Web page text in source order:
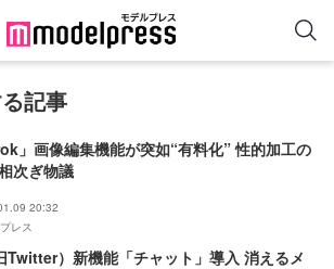
る記事
」画像編集機能が突如“有料化” 性的加工の
次ぎ物議
20:32
レス
Twitter）新機能「チャット」導入 消えるメ